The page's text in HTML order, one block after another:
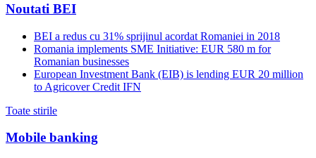
Noutati BEI
BEI a redus cu 31% sprijinul acordat Romaniei in 2018
Romania implements SME Initiative: EUR 580 m for
Romanian businesses
European Investment Bank (EIB) is lending EUR 20 million
to Agricover Credit IFN
Toate stirile
Mobile banking